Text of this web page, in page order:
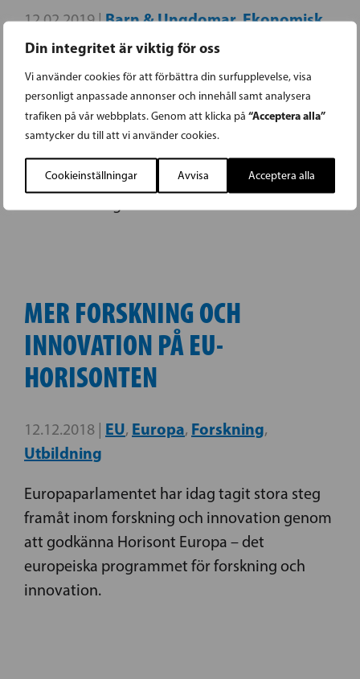
Din integritet är viktig för oss
Vi använder cookies för att förbättra din surfupplevelse, visa
personligt anpassade annonser och innehåll samt analysera
trafiken på vår webbplats. Genom att klicka på “Acceptera alla”
samtycker du till att vi använder cookies.
Cookieinställningar Avvisa Acceptera alla
12.02.2019 |Barn & Ungdomar,Ekonomisk
politik,Energi,Familjepolitik
Företagande Grundskola Idrott Klimat
Kultur, media och idrott ,Miljö,Utbildning
Utbildning
Sean Bergenheim, 35-årig småbarnspappa
och företagare, kandiderar för SFP i Nyland i
MER FORSKNING OCH
INNOVATION PÅ EU-
HORISONTEN
12.12.2018 | EU, Europa, Forskning,
Utbildning
Europaparlamentet har idag tagit stora steg
framåt inom forskning och innovation genom
att godkänna Horisont Europa – det
europeiska programmet för forskning och
innovation.